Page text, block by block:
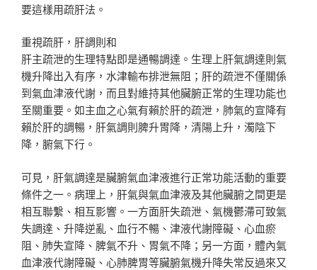
要這樣用疏肝法。
重視疏肝，肝調則和
肝主疏泄的生理特點即是通暢調達。生理上肝氣調達則氣
機升降出入有序，水津輸布排泄無阻；肝的疏泄不僅關係
到氣血津液代謝，而且對維持其他臟腑正常的生理功能也
至關重要。如主血之心氣有賴於肝的疏泄，肺氣的宣降有
賴於肝的調暢，肝氣調則脾升胃降，清陽上升，濁陰下
降，腑氣下行。
可見，肝氣調達是臟腑氣血津液進行正常功能活動的重要
條件之一。病理上，肝氣與氣血津液及其他臟腑之間更是
相互聯繫、相互影響。一方面肝失疏泄、氣機鬱滯可致氣
失調達、升降逆亂、血行不暢、津液代謝障礙、心血瘀
阻、肺失宣降、脾氣不升、胃氣不降；另一方面，體內氣
血津液代謝障礙、心肺脾胃等臟腑氣機升降失常反過來又